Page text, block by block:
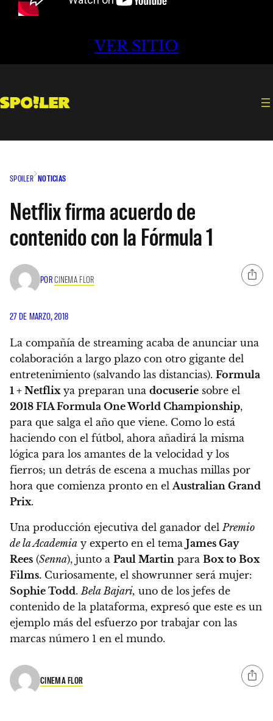
VER SITIO
SPOILER NOTICIAS
Netflix firma acuerdo de
contenido con la Fórmula 1
PORCINEMA FLOR
27 DE MARZO, 2018
La compañía de streaming acaba de anunciar una
colaboración a largo plazo con otro gigante del
entretenimiento (salvando las distancias). Formula
1 + Netflix ya preparan una docuserie sobre el
2018 FIA Formula One World Championship,
para que salga el año que viene. Como lo está
haciendo con el fútbol, ahora añadirá la misma
lógica para los amantes de la velocidad y los
fierros; un detrás de escena a muchas millas por
hora que comienza pronto en el Australian Grand
Prix.
Una producción ejecutiva del ganador del Premio
de la Academia y experto en el tema James Gay
Rees (Senna), junto a Paul Martin para Box to Box
Films. Curiosamente, el showrunner será mujer:
Sophie Todd. Bela Bajari, uno de los jefes de
contenido de la plataforma, expresó que este es un
ejemplo más del esfuerzo por trabajar con las
marcas número 1 en el mundo.
CINEMA FLOR